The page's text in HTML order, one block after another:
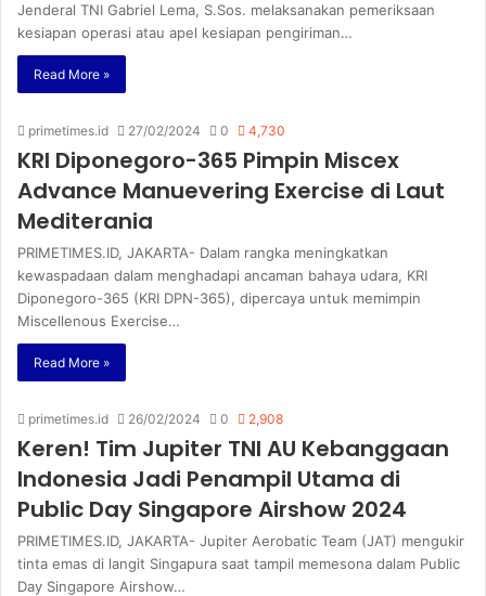
Jenderal TNI Gabriel Lema, S.Sos. melaksanakan pemeriksaan
kesiapan operasi atau apel kesiapan pengiriman…
Read More »
primetimes.id 27/02/2024 0 4,730
KRI Diponegoro-365 Pimpin Miscex
Advance Manuevering Exercise di Laut
Mediterania
PRIMETIMES.ID, JAKARTA- Dalam rangka meningkatkan
kewaspadaan dalam menghadapi ancaman bahaya udara, KRI
Diponegoro-365 (KRI DPN-365), dipercaya untuk memimpin
Miscellenous Exercise…
Read More »
primetimes.id 26/02/2024 0 2,908
Keren! Tim Jupiter TNI AU Kebanggaan
Indonesia Jadi Penampil Utama di
Public Day Singapore Airshow 2024
PRIMETIMES.ID, JAKARTA- Jupiter Aerobatic Team (JAT) mengukir
tinta emas di langit Singapura saat tampil memesona dalam Public
Day Singapore Airshow…